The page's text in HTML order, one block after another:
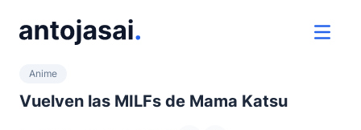
ver
Anime
Vuelven las MILFs de Mama Katsu